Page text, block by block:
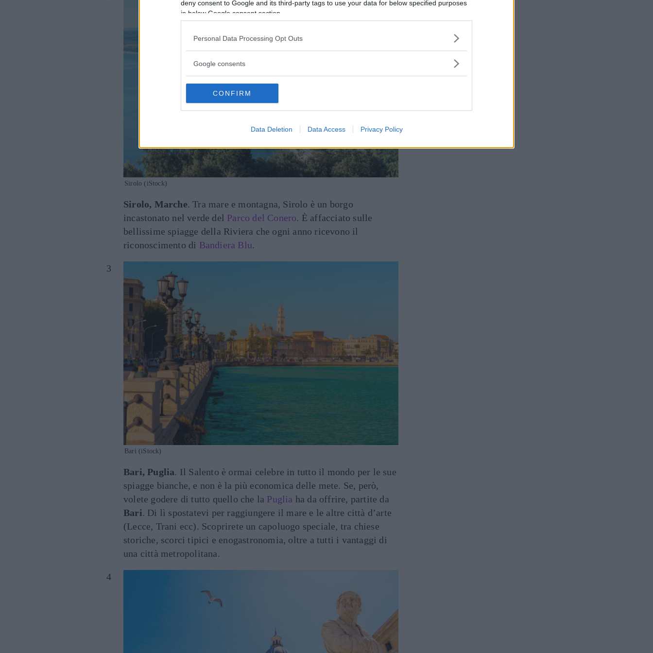
deny consent to Google and its third-party tags to use your data for below specified purposes
in below Google consent section.
Personal Data Processing Opt Outs
Google consents
CONFIRM
Data Deletion Data Access Privacy Policy
Sirolo (iStock)
Sirolo, Marche. Tra mare e montagna, Sirolo è un borgo
incastonato nel verde del Parco del Conero. È affacciato sulle
bellissime spiagge della Riviera che ogni anno ricevono il
riconoscimento di Bandiera Blu.
Bari (iStock)
Bari, Puglia. Il Salento è ormai celebre in tutto il mondo per le sue
spiagge bianche, e non è la più economica delle mete. Se, però,
volete godere di tutto quello che la Puglia ha da offrire, partite da
Bari. Di lì spostatevi per raggiungere il mare e le altre città d’arte
(Lecce, Trani ecc). Scoprirete un capoluogo speciale, tra chiese
storiche, scorci tipici e enogastronomia, oltre a tutti i vantaggi di
una città metropolitana.